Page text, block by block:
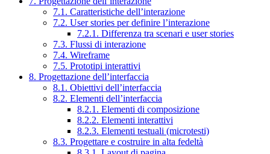
7.1. Caratteristiche dell’interazione
7.2. User stories per definire l’interazione
7.2.1. Differenza tra scenari e user stories
7.3. Flussi di interazione
7.4. Wireframe
7.5. Prototipi interattivi
8. Progettazione dell’interfaccia
8.1. Obiettivi dell’interfaccia
8.2. Elementi dell’interfaccia
8.2.1. Elementi di composizione
8.2.2. Elementi interattivi
8.2.3. Elementi testuali (microtesti)
8.3. Progettare e costruire in alta fedeltà